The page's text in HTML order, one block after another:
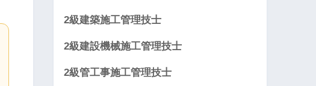
2級建築施工管理技士
2級建設機械施工管理技士
2級管工事施工管理技士